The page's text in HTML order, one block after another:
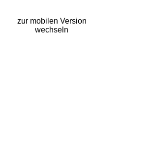
zur mobilen Version
wechseln